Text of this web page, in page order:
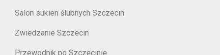
Salon sukien ślubnych Szczecin
Zwiedzanie Szczecin
Przewodnik po Szczecinie